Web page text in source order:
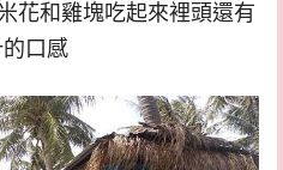
花和雞塊吃起來裡頭還有
口感